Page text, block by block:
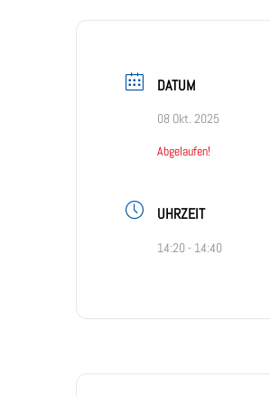
DATUM
08 Okt. 2025
Abgelaufen!
UHRZEIT
14:20 - 14:40